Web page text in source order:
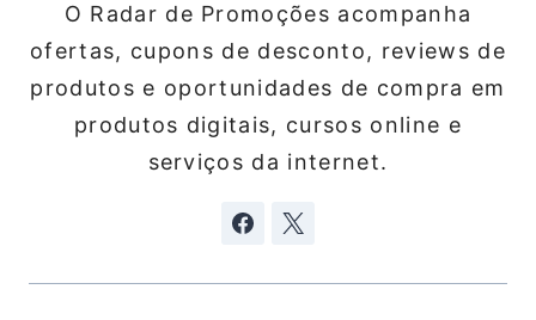
O Radar de Promoções acompanha
ofertas, cupons de desconto, reviews de
produtos e oportunidades de compra em
produtos digitais, cursos online e
serviços da internet.